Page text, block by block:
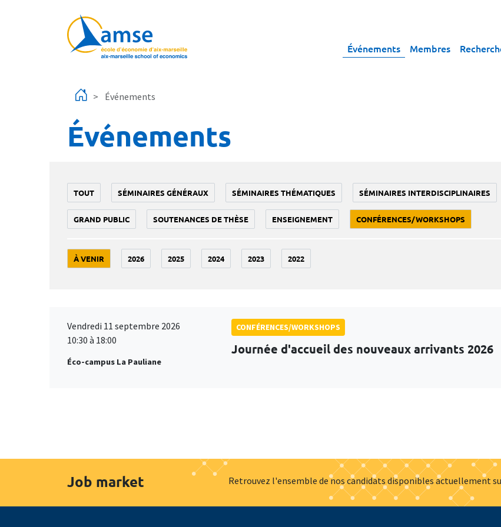
Événements Membres
Événements
Événements
TOUT SÉMINAIRES GÉNÉRAUX SÉMINAIRES THÉMATIQUES SÉMINAIRES INTERDISCIPLINAIRES
GRAND PUBLIC SOUTENANCES DE THÈSE ENSEIGNEMENT CONFÉRENCES/WORKSHOPS
À VENIR 2026 2025 2024 2023 2022
Vendredi 11 septembre 2026
10:30 à 18:00
Éco-campus La Pauliane
CONFÉRENCES/WORKSHOPS
Journée d'accueil des nouveaux arrivants 2026
Job market Retrouvez l'ensemble de nos candidats disponibles actuellement